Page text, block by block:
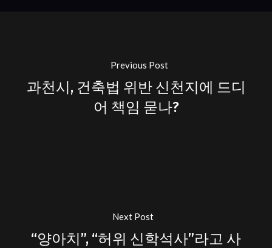
Previous Post
과천시, 건축법 위반 신천지에 드디
어 책임 묻나?
Next Post
“양아치”, “허위 신학석사”라고 사